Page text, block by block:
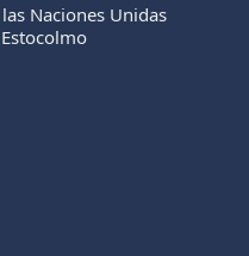
Naciones Unidas